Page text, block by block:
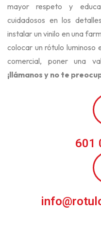
mayor respeto y
cuidadosos en los
instalar un vinilo en una
colocar un rótulo luminoso
comercial, poner una
¡llámanos y no te
601